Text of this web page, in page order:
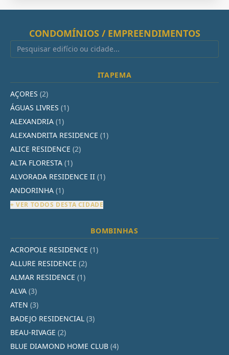
CONDOMÍNIOS / EMPREENDIMENTOS
ITAPEMA
AÇORES (2)
ÁGUAS LIVRES (1)
ALEXANDRIA (1)
ALEXANDRITA RESIDENCE (1)
ALICE RESIDENCE (2)
ALTA FLORESTA (1)
ALVORADA RESIDENCE II (1)
ANDORINHA (1)
+ VER TODOS DESTA CIDADE
BOMBINHAS
ACROPOLE RESIDENCE (1)
ALLURE RESIDENCE (2)
ALMAR RESIDENCE (1)
ALVA (3)
ATEN (3)
BADEJO RESIDENCIAL (3)
BEAU-RIVAGE (2)
BLUE DIAMOND HOME CLUB (4)